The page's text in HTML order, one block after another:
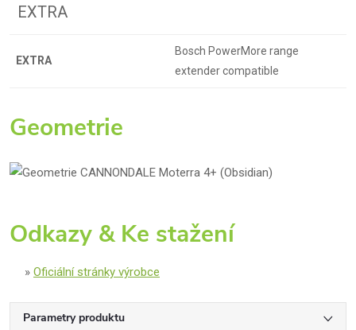
EXTRA
EXTRA
Bosch PowerMore range
extender compatible
Geometrie
Odkazy & Ke stažení
Oficiální stránky výrobce
Parametry produktu